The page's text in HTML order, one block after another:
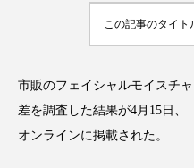
がもたらす可能性とこれから
この記事のタイト
市販のフェイシャルモイスチ
差を調査した結果が4月 15 日、「
オンラインに掲載された。